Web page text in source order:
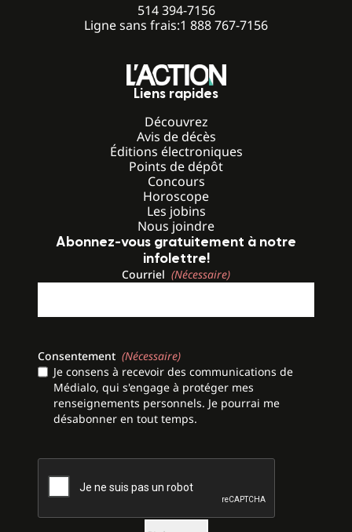
514 394-7156
Ligne sans frais:1 888 767-7156
Liens rapides
Découvrez
Avis de décès
Éditions électroniques
Points de dépôt
Concours
Horoscope
Les jobins
Nous joindre
Abonnez-vous gratuitement à notre
infolettre!
Courriel (Nécessaire)
Consentement (Nécessaire)
Je consens à recevoir des communications de
Médialo, qui s'engage à protéger mes
renseignements personnels. Je pourrai me
désabonner en tout temps.
CAPTCHA